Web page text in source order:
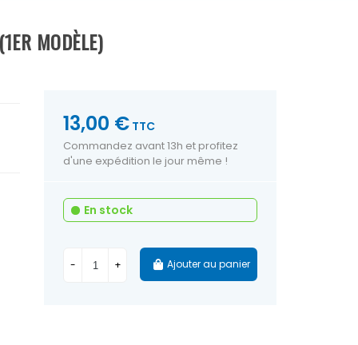
MODÈLE)
13,00 € TTC
Commandez avant 13h et profitez
d'une expédition le jour même !
En stock
- + Ajouter au panier